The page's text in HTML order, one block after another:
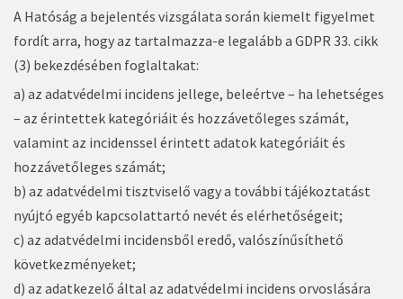
A Hatóság a bejelentés vizsgálata során kiemelt figyelmet
fordít arra, hogy az tartalmazza-e legalább a GDPR 33. cikk
(3) bekezdésében foglaltakat:
a) az adatvédelmi incidens jellege, beleértve – ha lehetséges
– az érintettek kategóriáit és hozzávetőleges számát,
valamint az incidenssel érintett adatok kategóriáit és
hozzávetőleges számát;
b) az adatvédelmi tisztviselő vagy a további tájékoztatást
nyújtó egyéb kapcsolattartó nevét és elérhetőségeit;
c) az adatvédelmi incidensből eredő, valószínűsíthető
következményeket;
d) az adatkezelő által az adatvédelmi incidens orvoslására